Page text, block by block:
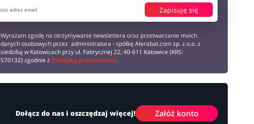
Zapisuję się
Wyrażam zgodę na otrzymywanie newslettera oraz przetwarzanie moich
danych osobowych przez administratora - spółkę Alerabat.com sp. z o.o. z
siedzibą w Katowicach przy ul. Fabrycznej 22, 40-611 Katowice (KRS:
570132) zgodnie z Polityką prywatności.
Dołącz do nas i oszczędzaj więcej! Załóż konto